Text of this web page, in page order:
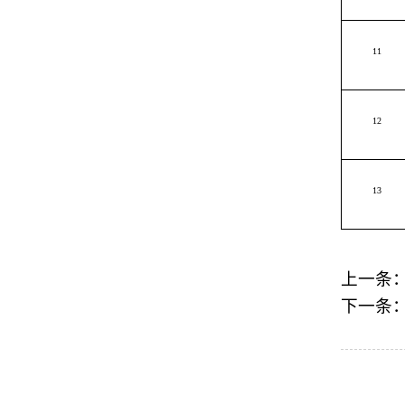
11
12
13
上一条：
下一条：